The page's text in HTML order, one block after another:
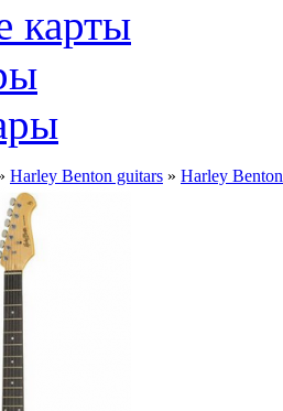
карты
Harley Benton guitars » Harley